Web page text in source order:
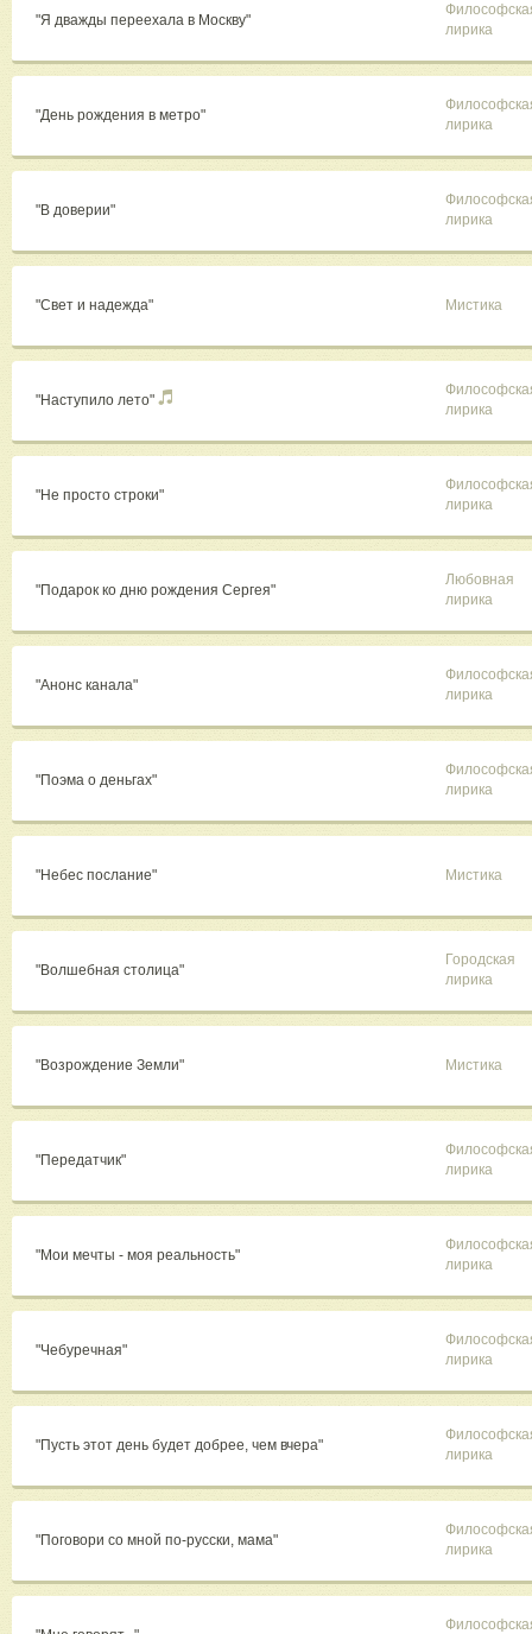
"Я дважды переехала в Москву"
лирика
"День рождения в метро"
лирика
"В доверии"
лирика
"Свет и надежда" Мистика
"Наступило лето"
лирика
"Не просто строки"
лирика
"Подарок ко дню рождения Сергея"
Любовная
лирика
"Анонс канала"
лирика
"Поэма о деньгах"
лирика
"Небес послание" Мистика
"Волшебная столица"
Городская
лирика
"Возрождение Земли" Мистика
"Передатчик"
лирика
"Мои мечты - моя реальность"
лирика
"Чебуречная"
лирика
"Пусть этот день будет добрее, чем вчера"
лирика
"Поговори со мной по-русски, мама"
лирика